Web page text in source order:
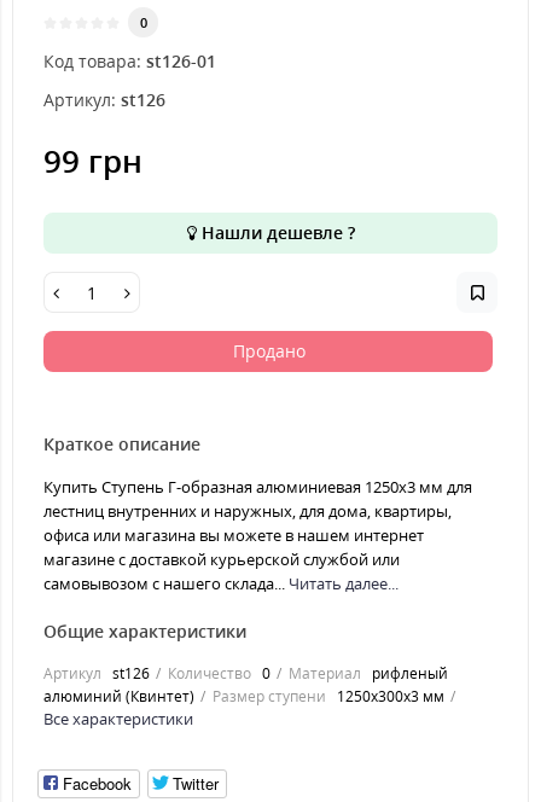
0
Код товара: st126-01
Артикул: st126
99 грн
Нашли дешевле ?
Продано
Краткое описание
Купить Ступень Г-образная алюминиевая 1250x3 мм для
лестниц внутренних и наружных, для дома, квартиры,
офиса или магазина вы можете в нашем интернет
магазине с доставкой курьерской службой или
самовывозом с нашего склада... Читать далее...
Общие характеристики
Артикул st126 Количество 0 Материал
рифленый
алюминий (Квинтет)
Размер ступени 1250x300x3 мм
Все характеристики
Facebook Twitter